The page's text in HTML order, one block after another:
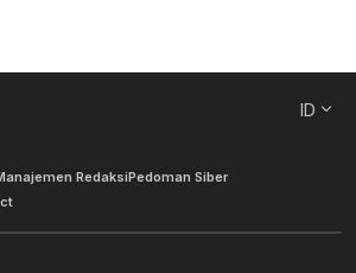
ID
RedaksiPedoman Siber